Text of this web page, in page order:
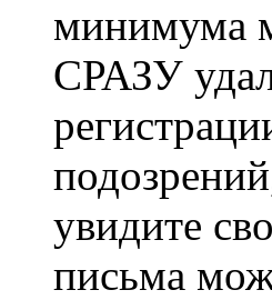
минимума
СРАЗУ
увидите
письма